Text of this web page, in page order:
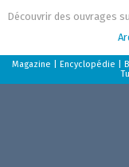
Découvrir des ouvrages
Magazine |Encyclopédie |